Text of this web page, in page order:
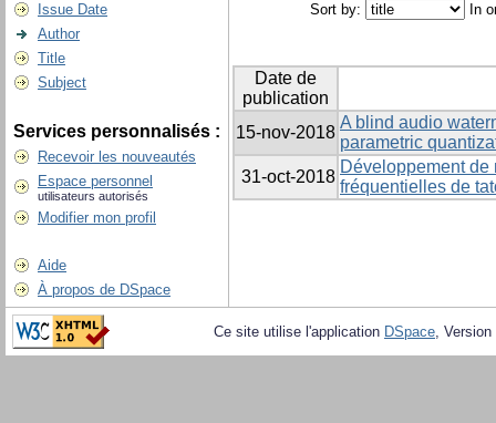
Issue Date
Author
Title
Subject
Services personnalisés :
Recevoir les nouveautés
Espace personnel
utilisateurs autorisés
Modifier mon profil
Aide
À propos de DSpace
Sort by: In
Date de
publication
15-nov-2018
A blind audio
parametric
31-oct-2018
Développement
fréquentielles de
Ce site utilise l'application DSpace,